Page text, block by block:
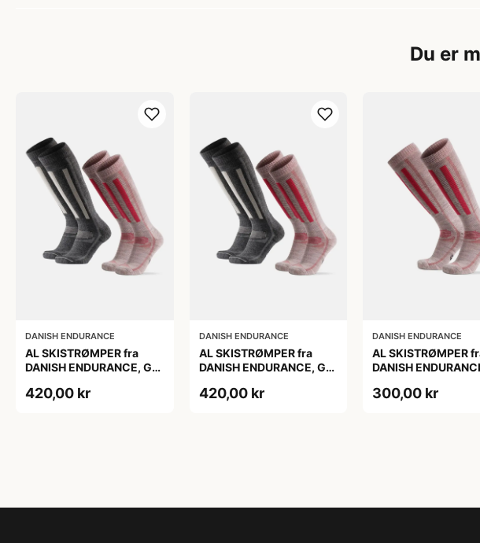
Du er
DANISH ENDURANCE
AL SKISTRØMPER fra
DANISH ENDURANCE, Grå
420,00 kr
DANISH ENDURANCE
AL SKISTRØMPER fra
DANISH ENDURANCE, Grå
420,00 kr
DANISH ENDURANCE
AL SKISTRØMPER
DANISH
300,00 kr